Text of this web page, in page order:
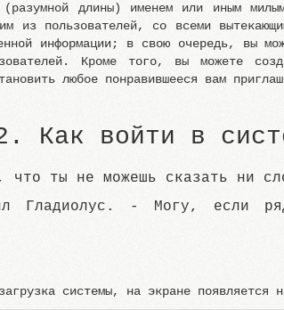
длины) именем или иным
из пользователей, со всеми
информации; в свою очередь, вы
Кроме того, вы можете
любое понравившееся вам
Как войти в
что ты не можешь сказать ни
- Могу, если
системы, на экране появляется